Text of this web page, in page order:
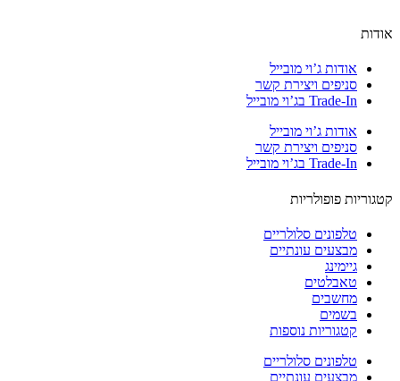
אודות ג’וי מובייל
סניפים ויצירת קשר
Trade-In בג’וי מובייל
אודות ג’וי מובייל
סניפים ויצירת קשר
Trade-In בג’וי מובייל
פופולריות
טלפונים סלולריים
מבצעים עונתיים
גיימינג
טאבלטים
מחשבים
בשמים
קטגוריות נוספות
טלפונים סלולריים
מבצעים עונתיים